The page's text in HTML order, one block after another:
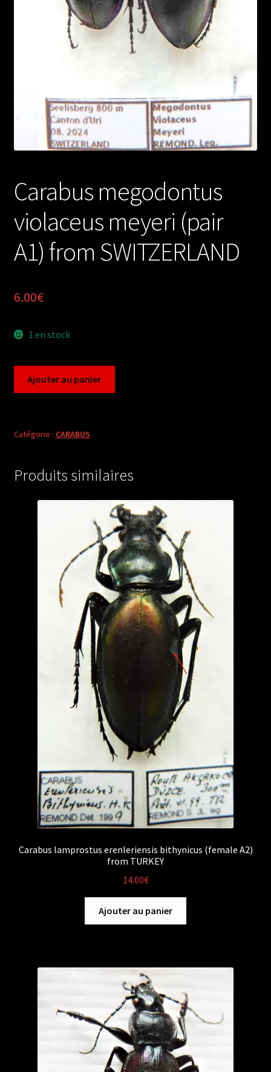
Carabus megodontus
violaceus meyeri (pair
A1) from SWITZERLAND
6.00€
1 en stock
violaceus
A1)
Ajouter au panier
Catégorie : CARABUS
Produits similaires
Carabus lamprostus erenleriensis bithynicus (female A2)
from TURKEY
14.00€
Ajouter au panier